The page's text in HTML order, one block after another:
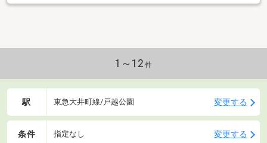
1～12 件
駅 東急大井町線/戸越公園 変更する
条件 指定なし 変更する